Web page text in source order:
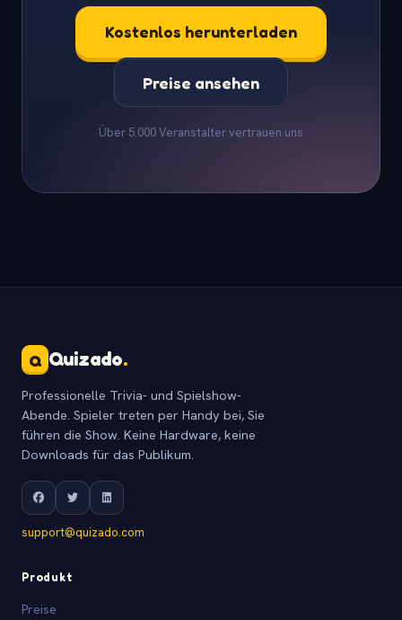
Kostenlos herunterladen
Preise ansehen
Über 5.000 Veranstalter vertrauen uns
Q Quizado.
Professionelle Trivia- und Spielshow-
Abende. Spieler treten per Handy bei, Sie
führen die Show. Keine Hardware, keine
Downloads für das Publikum.
support@quizado.com
Produkt
Preise